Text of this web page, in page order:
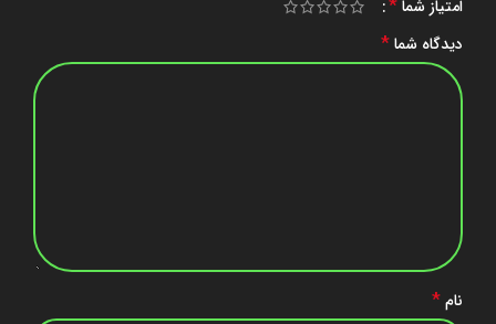
امتیاز شما*
دیدگاه شما*
نام*